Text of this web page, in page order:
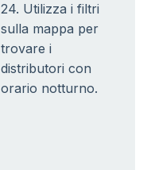
24. Utilizza i filtri
sulla mappa per
trovare i
distributori con
orario notturno.